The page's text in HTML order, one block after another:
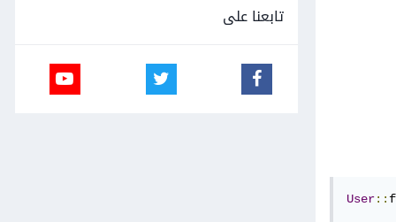
User::
تابعنا على